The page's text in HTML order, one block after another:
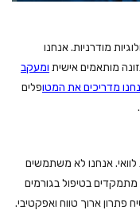
מודרניות. אנחנו
מותאמים אישית ומעקב
מדריכים את המטופלים
לוואי. אנחנו לא משתמשים
מתמקדים בטיפול בגורמים
ארוך טווח ואפקטיבי.